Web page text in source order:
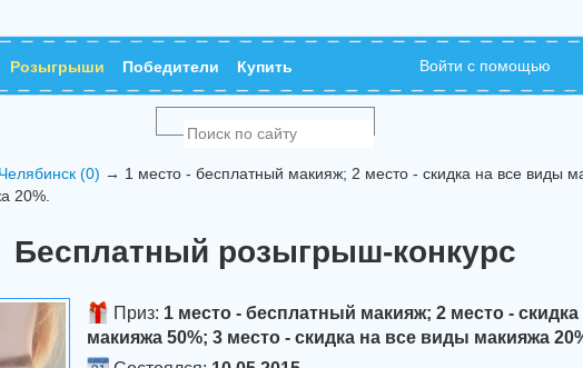
Розыгрыши Победители Купить Войти с помощью
Челябинск (0) → 1 место - бесплатный макияж; 2 место - скидка на все виды
20%.
Бесплатный розыгрыш-конкурс
Приз: 1 место - бесплатный макияж; 2 место -
макияжа 50%; 3 место - скидка на все виды макияжа